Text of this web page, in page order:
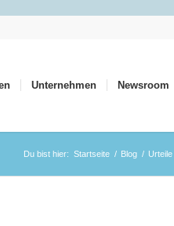
Unternehmen Newsroom
Du bist hier: Startseite / Blog / Urteile